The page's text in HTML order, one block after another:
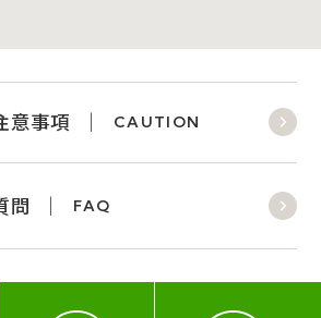
意事項 CAUTION
問 FAQ